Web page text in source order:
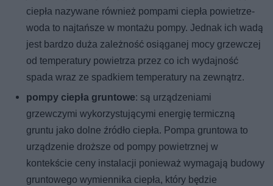
ciepła nazywane również pompami ciepła powietrze-
woda to najtańsze w montażu pompy. Jednak ich wadą
jest bardzo duża zależność osiąganej mocy grzewczej
od temperatury powietrza przez co ich wydajność
spada wraz ze spadkiem temperatury na zewnątrz.
pompy ciepła gruntowe: są urządzeniami
grzewczymi wykorzystującymi energię termiczną
gruntu jako dolne źródło ciepła. Pompa gruntowa to
urządzenie droższe od pompy powietrznej w
kontekście ceny instalacji ponieważ wymagają budowy
gruntowego wymiennika ciepła, który będzie